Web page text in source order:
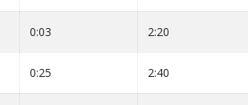
0:03 2:20
0:25 2:40